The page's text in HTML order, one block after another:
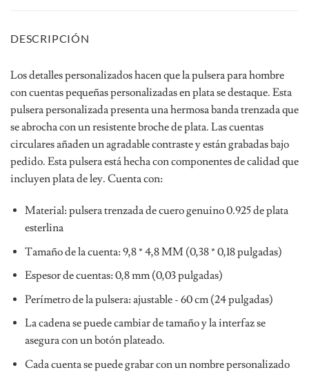
DESCRIPCIÓN
Los detalles personalizados hacen que la pulsera para hombre
con cuentas pequeñas personalizadas en plata se destaque. Esta
pulsera personalizada presenta una hermosa banda trenzada que
se abrocha con un resistente broche de plata. Las cuentas
circulares añaden un agradable contraste y están grabadas bajo
pedido. Esta pulsera está hecha con componentes de calidad que
incluyen plata de ley. Cuenta con:
Material: pulsera trenzada de cuero genuino 0.925 de plata
esterlina
Tamaño de la cuenta: 9,8 * 4,8 MM (0,38 * 0,18 pulgadas)
Espesor de cuentas: 0,8 mm (0,03 pulgadas)
Perímetro de la pulsera: ajustable - 60 cm (24 pulgadas)
La cadena se puede cambiar de tamaño y la interfaz se
asegura con un botón plateado.
Cada cuenta se puede grabar con un nombre personalizado